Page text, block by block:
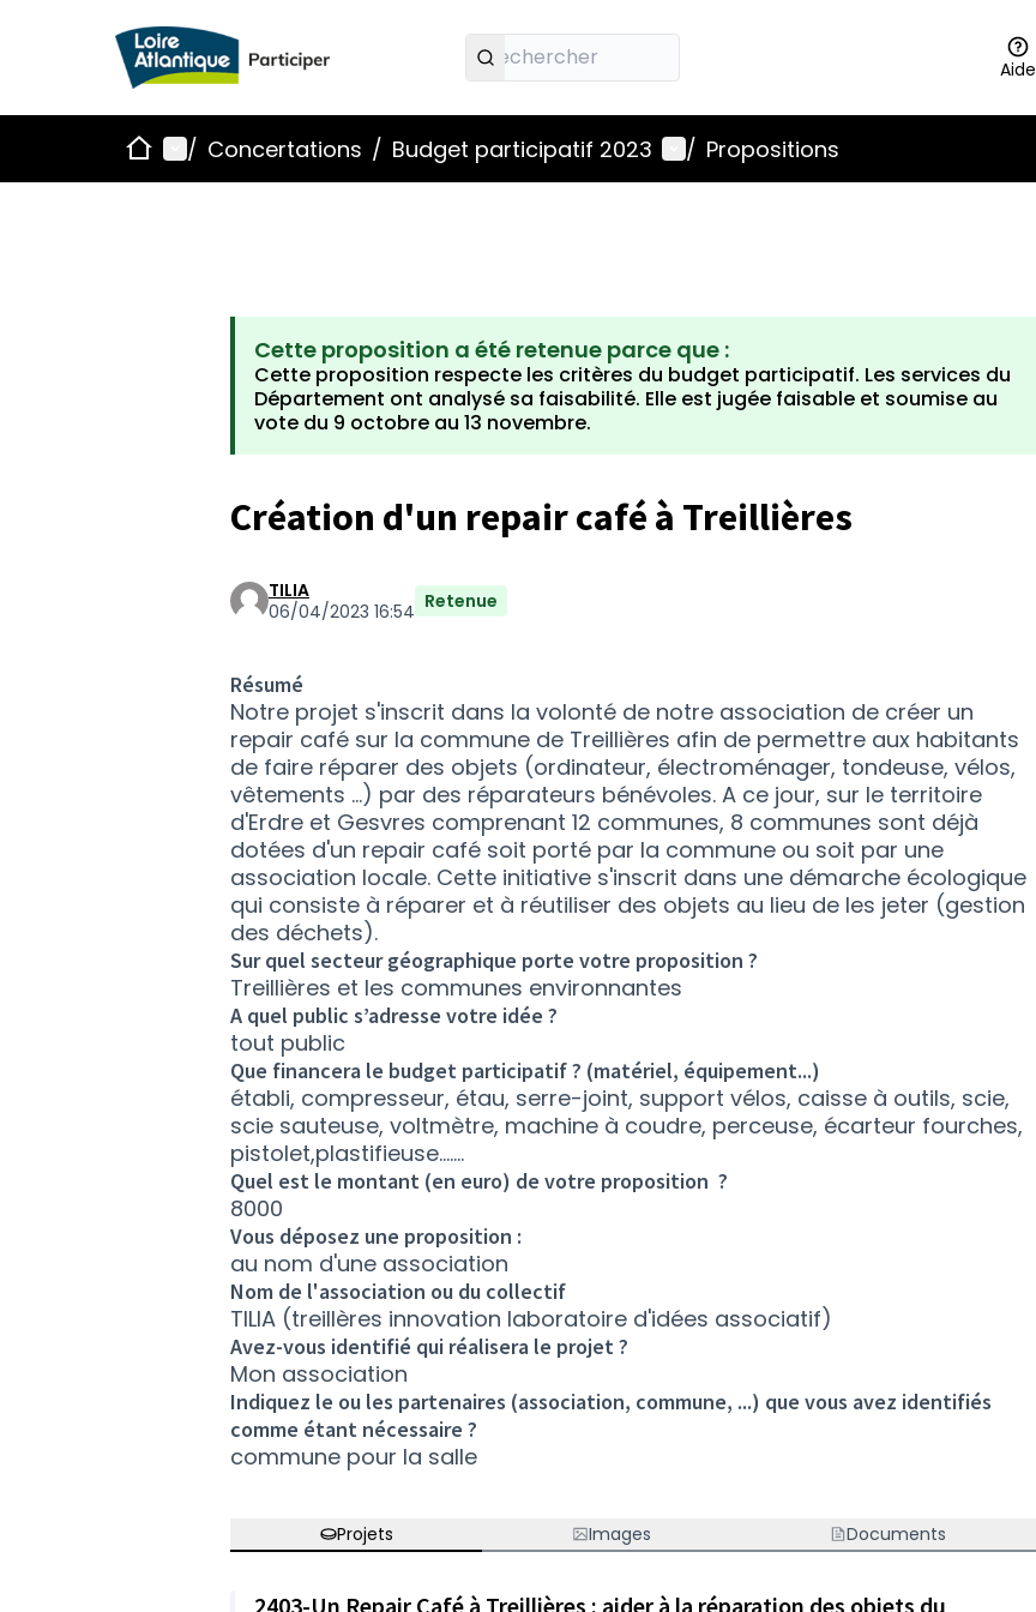
Aide
AccueilMenu principal
/ Concertations / Budget participatif 2023 Menu utilisateur
/ Propositions
Cette proposition a été retenue parce que :
Cette proposition respecte les critères du budget participatif. Les services du
Département ont analysé sa faisabilité. Elle est jugée faisable et soumise au
vote du 9 octobre au 13 novembre.
Création d'un repair café à Treillières
TILIA
06/04/2023 16:54 Retenue
Résumé
Notre projet s'inscrit dans la volonté de notre association de créer un
repair café sur la commune de Treillières afin de permettre aux habitants
de faire réparer des objets (ordinateur, électroménager, tondeuse, vélos,
vêtements ...) par des réparateurs bénévoles. A ce jour, sur le territoire
d'Erdre et Gesvres comprenant 12 communes, 8 communes sont déjà
dotées d'un repair café soit porté par la commune ou soit par une
association locale. Cette initiative s'inscrit dans une démarche écologique
qui consiste à réparer et à réutiliser des objets au lieu de les jeter (gestion
des déchets).
Sur quel secteur géographique porte votre proposition ?
Treillières et les communes environnantes
A quel public s’adresse votre idée ?
tout public
Que financera le budget participatif ? (matériel, équipement...)
établi, compresseur, étau, serre-joint, support vélos, caisse à outils, scie,
scie sauteuse, voltmètre, machine à coudre, perceuse, écarteur fourches,
pistolet,plastifieuse.......
Quel est le montant (en euro) de votre proposition ?
8000
Vous déposez une proposition :
au nom d'une association
Nom de l'association ou du collectif
TILIA (treillères innovation laboratoire d'idées associatif)
Avez-vous identifié qui réalisera le projet ?
Mon association
Indiquez le ou les partenaires (association, commune, ...) que vous avez identifiés
comme étant nécessaire ?
commune pour la salle
Projets Images Documents
2403-Un Repair Café à Treillières : aider à la réparation des objets du